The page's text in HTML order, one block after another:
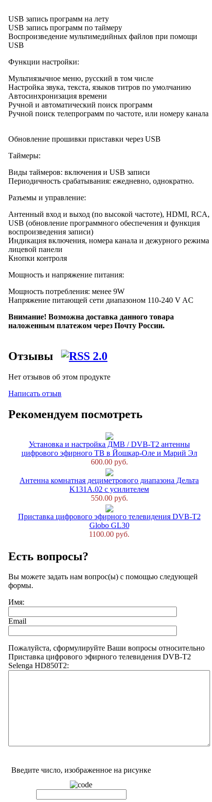
USB запись программ на лету
USB запись программ по таймеру
Воспроизведение мультимедийных файлов при помощи
USB
Функции настройки:
Мультиязычное меню, русский в том числе
Настройка звука, текста, языков титров по умолчанию
Автосинхронизация времени
Ручной и автоматический поиск программ
Ручной поиск телепрограмм по частоте, или номеру канала
Обновление прошивки приставки через USB
Таймеры:
Виды таймеров: включения и USB записи
Периодичность срабатывания: ежедневно, однократно.
Разъемы и управление:
Антенный вход и выход (по высокой частоте), HDMI, RCA,
USB (обновление программного обеспечения и функция
воспроизведения записи)
Индикация включения, номера канала и дежурного режима
лицевой панели
Кнопки контроля
Мощность и напряжение питания:
Мощность потребления: менее 9W
Напряжение питающей сети диапазоном 110-240 V AC
Внимание! Возможна доставка данного товара
наложенным платежом через Почту России.
Отзывы
Нет отзывов об этом продукте
Написать отзыв
Рекомендуем посмотреть
Установка и настройка ДМВ / DVB-T2 антенны
цифрового эфирного ТВ в Йошкар-Оле и Марий Эл
600.00 руб.
Антенна комнатная дециметрового диапазона Дельта
K131A.02 с усилителем
550.00 руб.
Приставка цифрового эфирного телевидения DVB-T2
Globo GL30
1100.00 руб.
Есть вопросы?
Вы можете задать нам вопрос(ы) с помощью следующей
формы.
Имя:
Email
Пожалуйста, сформулируйте Ваши вопросы относительно
Приставка цифрового эфирного телевидения DVB-T2
Selenga HD850T2:
Введите число, изображенное на рисунке